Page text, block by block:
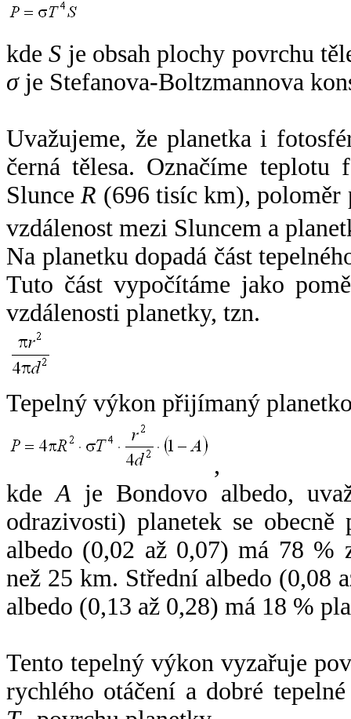
kdeS je obsah plochy povrchu
σje Stefanova-Boltzmannova
Uvažujeme, že planetka i
černá tělesa. Označíme
SlunceR (696 tisíc km),
vzdálenost mezi Sluncem a
Na planetku dopadá část
Tuto část vypočítáme jako
vzdálenosti planetky, tzn.
Tepelný výkon přijímaný
,
kdeA je Bondovo albedo,
odrazivosti) planetek se
albedo (0,02 až 0,07) má 78 %
než 25 km. Střední albedo (0,08
albedo (0,13 až 0,28) má 18 %
Tento tepelný výkon vyzařuje
rychlého otáčení a dobré